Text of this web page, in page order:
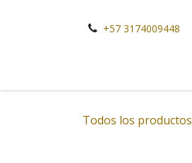
+57 3174009448
Todos los productos